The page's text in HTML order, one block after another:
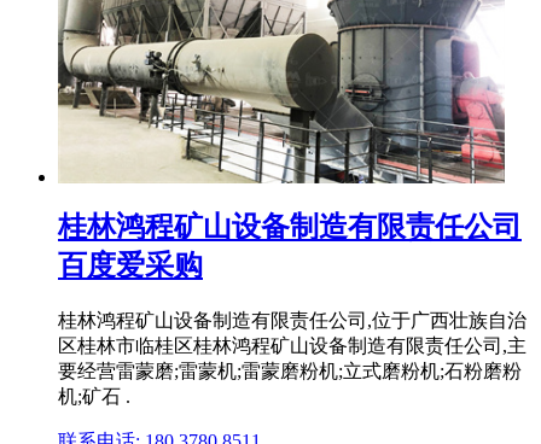
桂林鸿程矿山设备制造有限责任公司
百度爱采购
桂林鸿程矿山设备制造有限责任公司,位于广西壮族自治
区桂林市临桂区桂林鸿程矿山设备制造有限责任公司,主
要经营雷蒙磨;雷蒙机;雷蒙磨粉机;立式磨粉机;石粉磨粉
机;矿石 .